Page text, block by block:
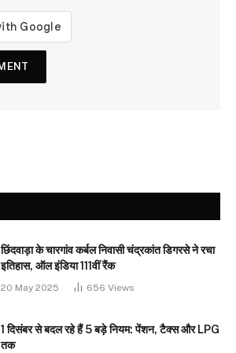
छिंदवाड़ा के चारगांव कर्बल निवासी चंद्रकांत डिगरसे ने रचा
इतिहास, ऑल इंडिया 111वीं रैंक
20 May 2025 656 Views
1 दिसंबर से बदल रहे हैं 5 बड़े नियम: पेंशन, टैक्स और LPG
तक